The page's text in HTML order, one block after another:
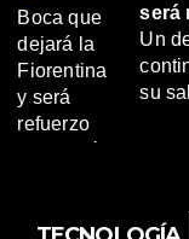
será
Un
su